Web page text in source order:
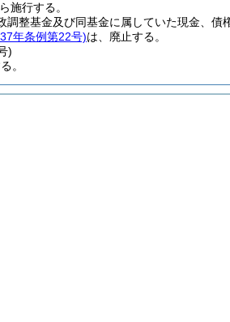
施行する。
調整基金及び同基金に属していた現金、債
年条例第22号)は、廃止する。
)
。